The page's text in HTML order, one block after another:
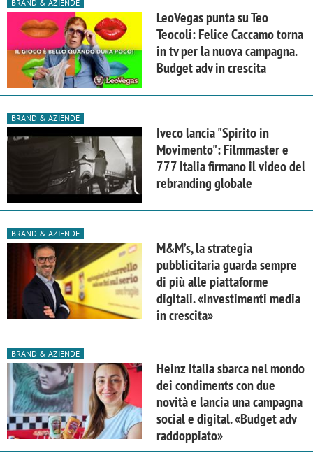
BRAND & AZIENDE
LeoVegas punta su Teo
Teocoli: Felice Caccamo torna
in tv per la nuova campagna.
Budget adv in crescita
BRAND & AZIENDE
Iveco lancia "Spirito in
Movimento": Filmmaster e
777 Italia firmano il video del
rebranding globale
BRAND & AZIENDE
M&M’s, la strategia
pubblicitaria guarda sempre
di più alle piattaforme
digitali. «Investimenti media
in crescita»
BRAND & AZIENDE
Heinz Italia sbarca nel mondo
dei condiments con due
novità e lancia una campagna
social e digital. «Budget adv
raddoppiato»